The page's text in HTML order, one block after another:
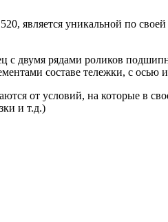
является уникальной по
рядами роликов
составе тележки, с осью
от условий, на которые в
и т.д.)